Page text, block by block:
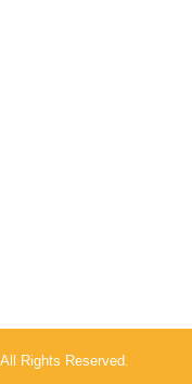
Rights Reserved.